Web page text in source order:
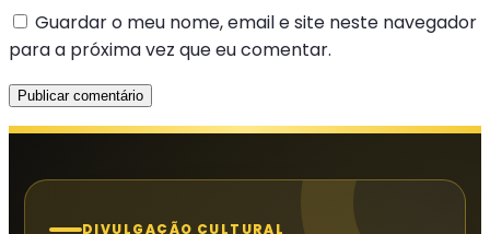
Guardar o meu nome, email e site neste navegador
para a próxima vez que eu comentar.
DIVULGAÇÃO CULTURAL